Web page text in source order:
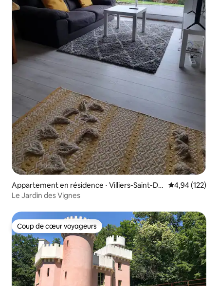
Appartement en résidence ⋅ Villiers-Saint-De
nis
Évaluation
4,94 (122)
Le Jardin des Vignes
Coup de cœur voyageurs
Coup de cœur voyageurs